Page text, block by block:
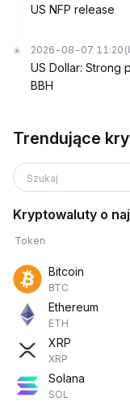
US NFP release
2026-08-07 11:20
US Dollar: Strong
BBH
Trendujące
Szukaj
Kryptowaluty o
Token
Bitcoin
BTC
Ethereum
ETH
XRP
XRP
Solana
SOL